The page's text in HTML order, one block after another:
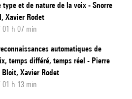
type et de nature de la voix - Snorre
Xavier Rodet
01 h 07 min
automatiques de
temps différé, temps réel - Pierre
Xavier Rodet
01 h 13 min